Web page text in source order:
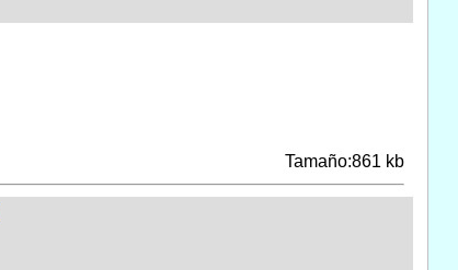
Tamaño:861 kb